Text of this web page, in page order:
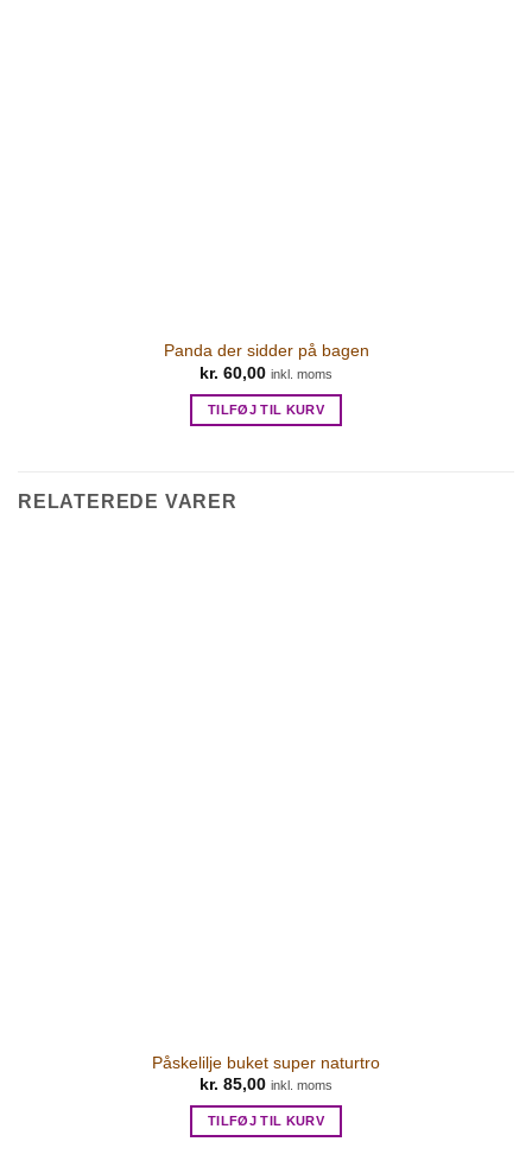
Panda der sidder på bagen
kr. 60,00 inkl. moms
TILFØJ TIL KURV
RELATEREDE VARER
Påskelilje buket super naturtro
kr. 85,00 inkl. moms
TILFØJ TIL KURV